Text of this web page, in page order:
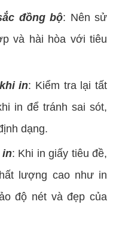
đồng bộ: Nên sử
và hài hòa với tiêu
in: Kiểm tra lại tất
in để tránh sai sót,
dạng.
in: Khi in giấy tiêu đề,
lượng cao như in
độ nét và đẹp của